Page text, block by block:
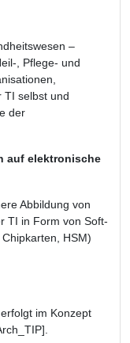
–
, Pflege- und
TI selbst und
der
auf elektronische
Abbildung von
TI in Form von Soft-
HSM)
im Konzept